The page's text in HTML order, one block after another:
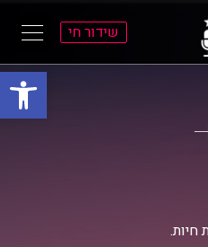
פתח
שידור חי
חיות.